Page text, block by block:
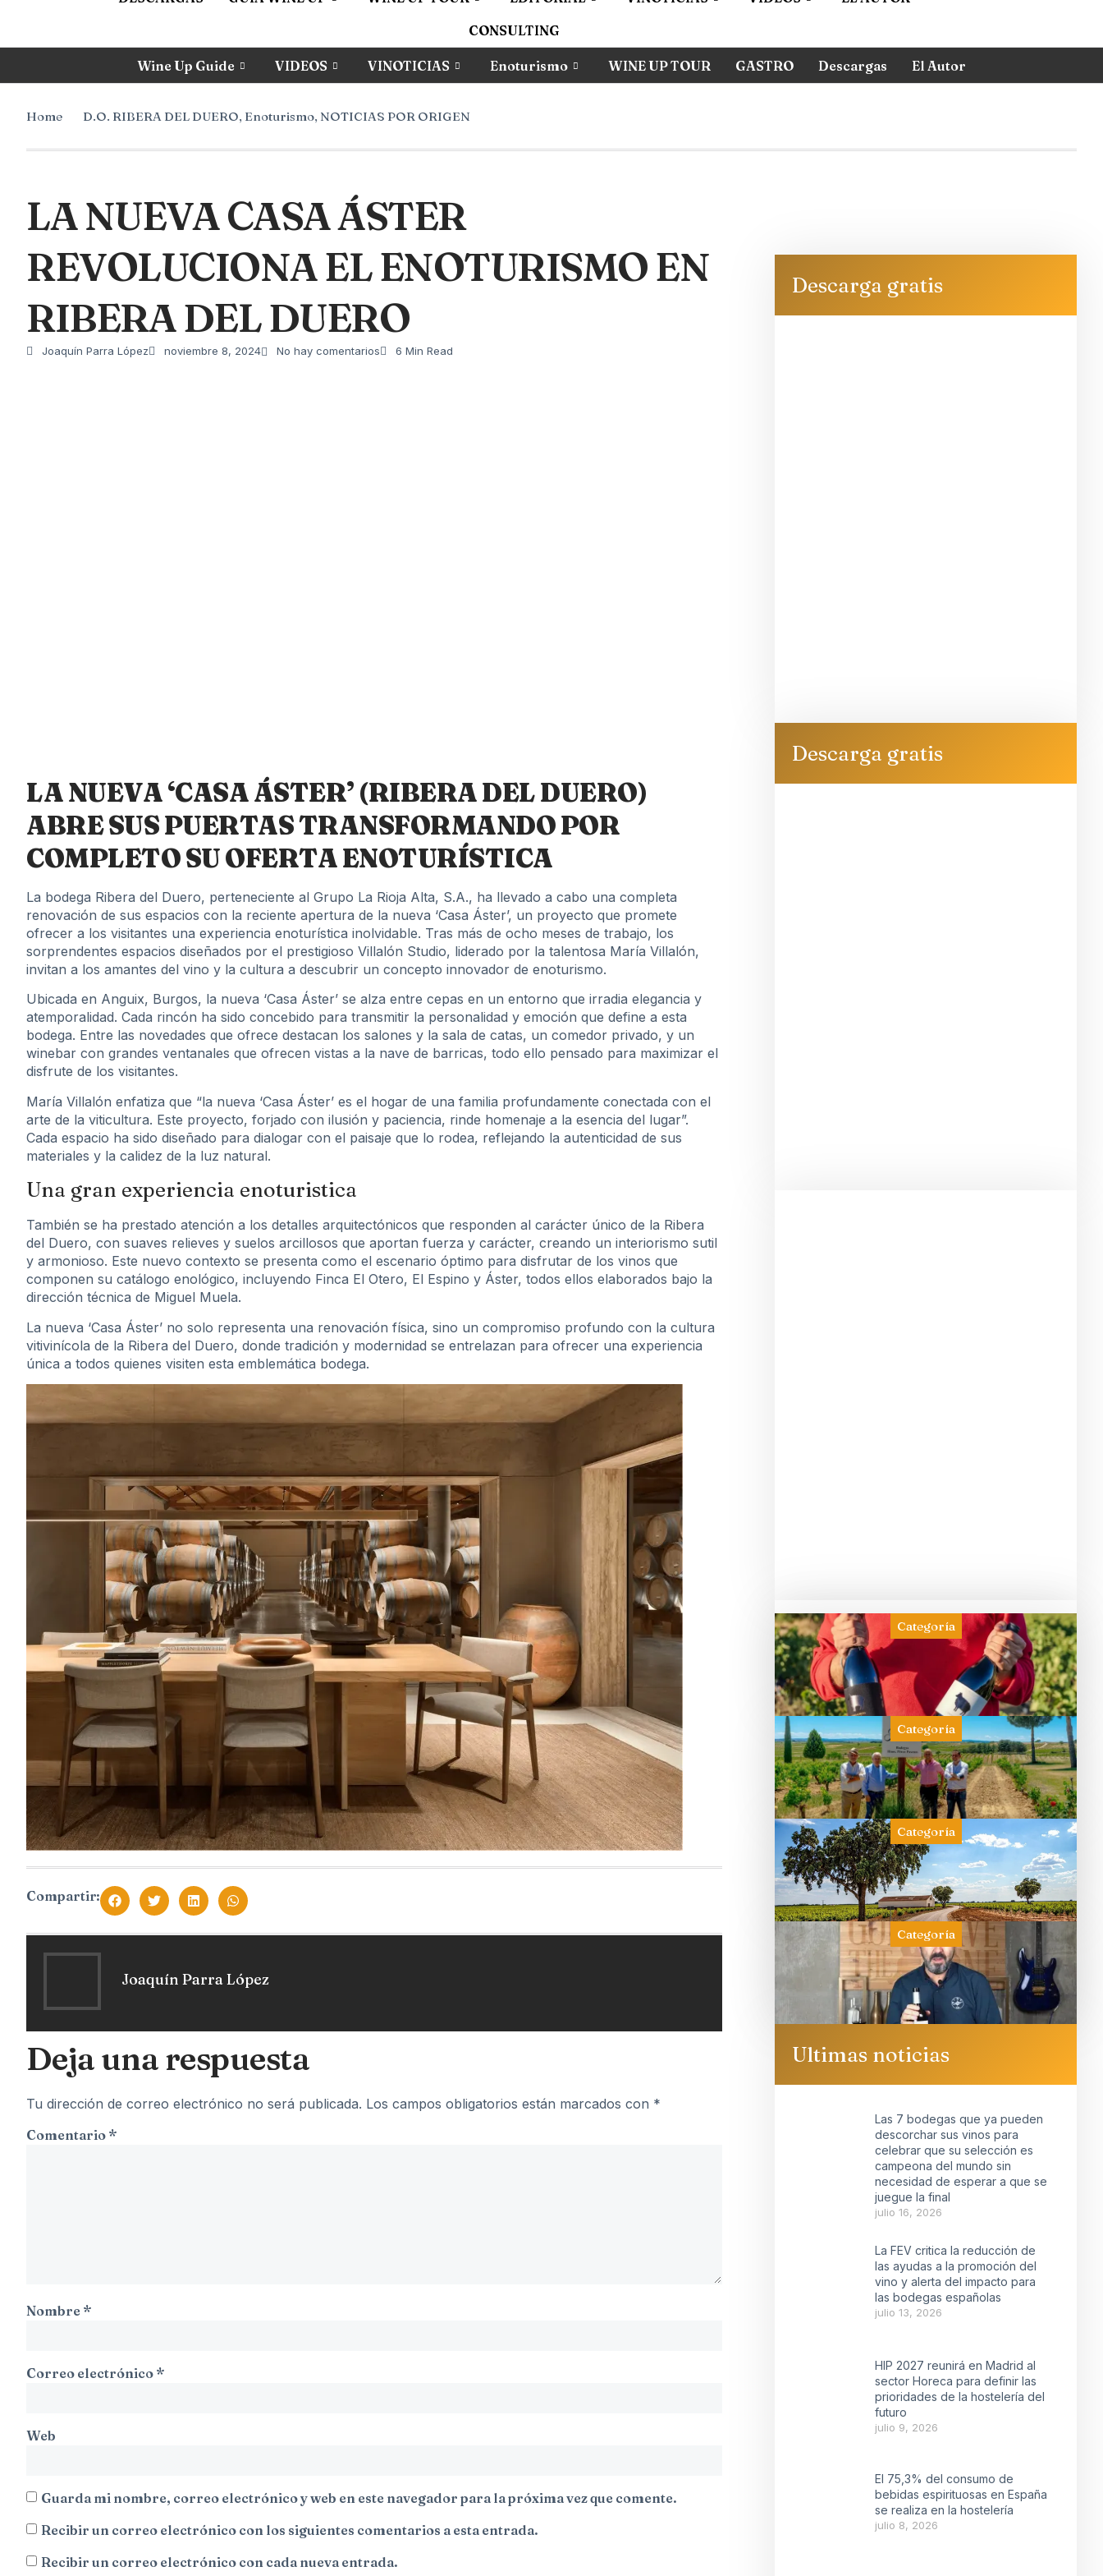
CONSULTING
Wine Up Guide VIDEOS VINOTICIAS Enoturismo WINE UP TOUR GASTRO Descargas El Autor
Home D.O. RIBERA DEL DUERO, Enoturismo, NOTICIAS POR ORIGEN
LA NUEVA CASA ÁSTER
REVOLUCIONA EL ENOTURISMO EN
RIBERA DEL DUERO
Joaquín Parra López noviembre 8, 2024 No hay comentarios 6 Min Read
LA NUEVA ‘CASA ÁSTER’ (RIBERA DEL DUERO)
ABRE SUS PUERTAS TRANSFORMANDO POR
COMPLETO SU OFERTA ENOTURÍSTICA
La bodega Ribera del Duero, perteneciente al Grupo La Rioja Alta, S.A., ha llevado a cabo una completa
renovación de sus espacios con la reciente apertura de la nueva ‘Casa Áster’, un proyecto que promete
ofrecer a los visitantes una experiencia enoturística inolvidable. Tras más de ocho meses de trabajo, los
sorprendentes espacios diseñados por el prestigioso Villalón Studio, liderado por la talentosa María Villalón,
invitan a los amantes del vino y la cultura a descubrir un concepto innovador de enoturismo.
Ubicada en Anguix, Burgos, la nueva ‘Casa Áster’ se alza entre cepas en un entorno que irradia elegancia y
atemporalidad. Cada rincón ha sido concebido para transmitir la personalidad y emoción que define a esta
bodega. Entre las novedades que ofrece destacan los salones y la sala de catas, un comedor privado, y un
winebar con grandes ventanales que ofrecen vistas a la nave de barricas, todo ello pensado para maximizar el
disfrute de los visitantes.
María Villalón enfatiza que “la nueva ‘Casa Áster’ es el hogar de una familia profundamente conectada con el
arte de la viticultura. Este proyecto, forjado con ilusión y paciencia, rinde homenaje a la esencia del lugar”.
Cada espacio ha sido diseñado para dialogar con el paisaje que lo rodea, reflejando la autenticidad de sus
materiales y la calidez de la luz natural.
Una gran experiencia enoturistica
También se ha prestado atención a los detalles arquitectónicos que responden al carácter único de la Ribera
del Duero, con suaves relieves y suelos arcillosos que aportan fuerza y carácter, creando un interiorismo sutil
y armonioso. Este nuevo contexto se presenta como el escenario óptimo para disfrutar de los vinos que
componen su catálogo enológico, incluyendo Finca El Otero, El Espino y Áster, todos ellos elaborados bajo la
dirección técnica de Miguel Muela.
La nueva ‘Casa Áster’ no solo representa una renovación física, sino un compromiso profundo con la cultura
vitivinícola de la Ribera del Duero, donde tradición y modernidad se entrelazan para ofrecer una experiencia
única a todos quienes visiten esta emblemática bodega.
Compartir:
Joaquín Parra López
Deja una respuesta
Tu dirección de correo electrónico no será publicada. Los campos obligatorios están marcados con *
Comentario *
Nombre *
Correo electrónico *
Web
Guarda mi nombre, correo electrónico y web en este navegador para la próxima vez que comente.
Recibir un correo electrónico con los siguientes comentarios a esta entrada.
Recibir un correo electrónico con cada nueva entrada.
Descarga gratis
Descarga gratis
Categoría
Categoría
Categoría
Categoría
Ultimas noticias
Las 7 bodegas que ya pueden
descorchar sus vinos para
celebrar que su selección es
campeona del mundo sin
necesidad de esperar a que se
juegue la final
julio 16, 2026
La FEV critica la reducción de
las ayudas a la promoción del
vino y alerta del impacto para
las bodegas españolas
julio 13, 2026
HIP 2027 reunirá en Madrid al
sector Horeca para definir las
prioridades de la hostelería del
futuro
julio 9, 2026
El 75,3% del consumo de
bebidas espirituosas en España
se realiza en la hostelería
julio 8, 2026